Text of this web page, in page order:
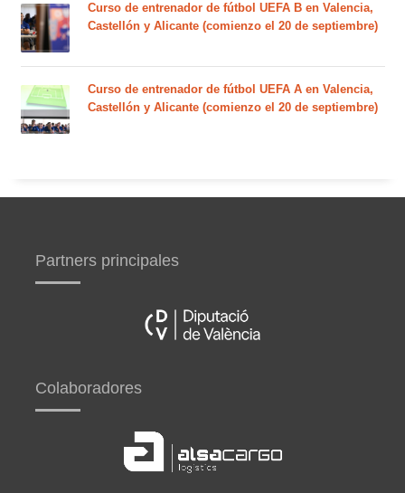
Curso de entrenador de fútbol UEFA B en Valencia,
Castellón y Alicante (comienzo el 20 de septiembre)
Curso de entrenador de fútbol UEFA A en Valencia,
Castellón y Alicante (comienzo el 20 de septiembre)
Partners principales
Colaboradores